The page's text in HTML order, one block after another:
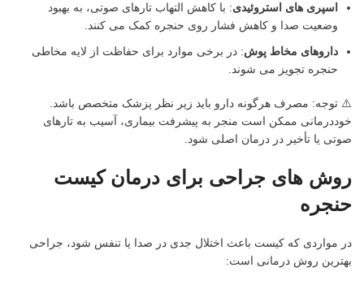
اسپری های استروئیدی: با کاهش التهاب تارهای صوتی، به بهبود
وضعیت صدا و کاهش فشار روی حنجره کمک می کنند.
داروهای مخاط پوش: در برخی موارد برای حفاظت از لایه مخاطی
حنجره تجویز می شوند.
⚠️ توجه: مصرف هرگونه دارو باید زیر نظر پزشک متخصص باشد.
خوددرمانی ممکن است منجر به پیشرفت بیماری، آسیب به تارهای
صوتی یا تأخیر در درمان اصلی شود.
روش های جراحی برای درمان کیست
حنجره
در مواردی که کیست باعث اختلال جدی در صدا یا تنفس شود، جراحی
بهترین روش درمانی است: